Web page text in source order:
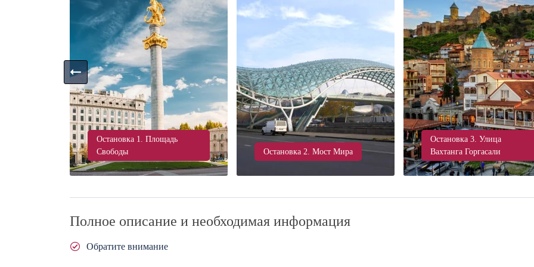
Остановка 1. Площадь
Свободы
Остановка 2. Мост Мира
Остановка 3. Улица
Вахтанга Горгасали
Полное описание и необходимая информация
Обратите внимание